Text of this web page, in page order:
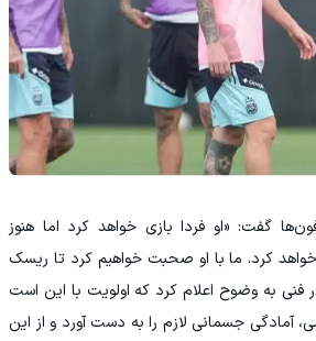
گفت: «او فردا بازی خواهد کرد اما هنوز
کرد. ما با او صحبت خواهیم کرد تا ریسک
فنی به وضوح اعلام کرد که اولویت با این است
آمادگی جسمانی لازم را به دست آورد و از این